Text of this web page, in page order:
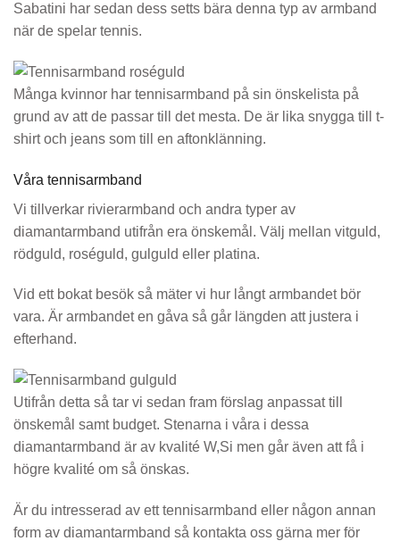
Sabatini har sedan dess setts bära denna typ av armband
när de spelar tennis.
Många kvinnor har tennisarmband på sin önskelista på
grund av att de passar till det mesta. De är lika snygga till t-
shirt och jeans som till en aftonklänning.
Våra tennisarmband
Vi tillverkar rivierarmband och andra typer av
diamantarmband utifrån era önskemål. Välj mellan vitguld,
rödguld, roséguld, gulguld eller platina.
Vid ett bokat besök så mäter vi hur långt armbandet bör
vara. Är armbandet en gåva så går längden att justera i
efterhand.
Utifrån detta så tar vi sedan fram förslag anpassat till
önskemål samt budget. Stenarna i våra i dessa
diamantarmband är av kvalité W,Si men går även att få i
högre kvalité om så önskas.
Är du intresserad av ett tennisarmband eller någon annan
form av diamantarmband så kontakta oss gärna mer för